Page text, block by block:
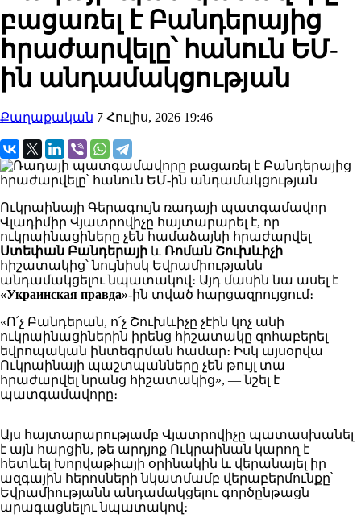
բացառել է Բանդերայից
հրաժարվելը՝ հանուն ԵՄ-
ին անդամակցության
Քաղաքական 7 Հուլիս, 2026 19:46
Ուկրաինայի Գերագույն ռադայի պատգամավոր
Վլադիմիր Վյատրովիչը հայտարարել է, որ
ուկրաինացիները չեն համաձայնի հրաժարվել
Ստեփան Բանդերայի և Ռոման Շուխևիչի
հիշատակից՝ նույնիսկ Եվրամիությանն
անդամակցելու նպատակով։ Այդ մասին նա ասել է
«Украинская правда»-ին տված հարցազրույցում։
«Ո՛չ Բանդերան, ո՛չ Շուխևիչը չէին կոչ անի
ուկրաինացիներին իրենց հիշատակը զոհաբերել
եվրոպական ինտեգրման համար։ Իսկ այսօրվա
Ուկրաինայի պաշտպանները չեն թույլ տա
հրաժարվել նրանց հիշատակից», — նշել է
պատգամավորը։
Այս հայտարարությամբ Վյատրովիչը պատասխանել
է այն հարցին, թե արդյոք Ուկրաինան կարող է
հետևել Խորվաթիայի օրինակին և վերանայել իր
ազգային հերոսների նկատմամբ վերաբերմունքը՝
Եվրամիությանն անդամակցելու գործընթացն
արագացնելու նպատակով։